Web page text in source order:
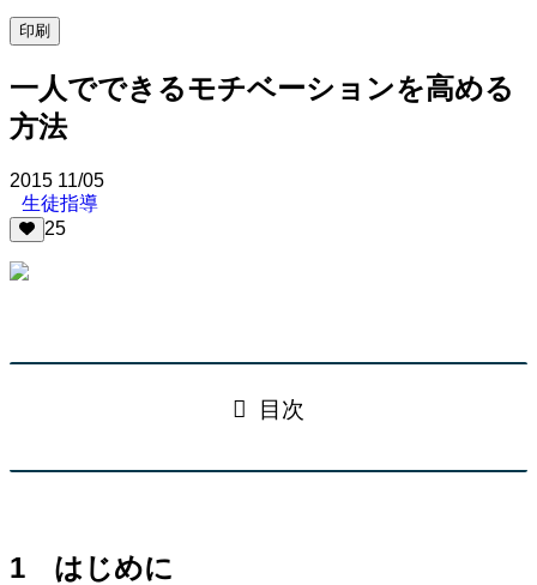
印刷
一人でできるモチベーションを高める
方法
2015 11/05
生徒指導
25
目次
1 はじめに